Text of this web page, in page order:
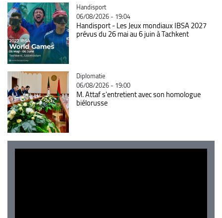
Catégorie
Handisport
06/08/2026 - 19:04
Handisport - Les Jeux mondiaux IBSA 2027
prévus du 26 mai au 6 juin à Tachkent
Catégorie
Diplomatie
06/08/2026 - 19:00
M. Attaf s'entretient avec son homologue
biélorusse